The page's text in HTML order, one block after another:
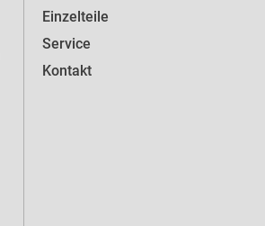
Einzelteile
Service
Kontakt